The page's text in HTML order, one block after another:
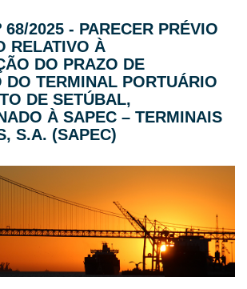
68/2025 - PARECER PRÉVIO
RELATIVO À
DO PRAZO DE
DO TERMINAL PORTUÁRIO
DE SETÚBAL,
À SAPEC – TERMINAIS
S.A. (SAPEC)